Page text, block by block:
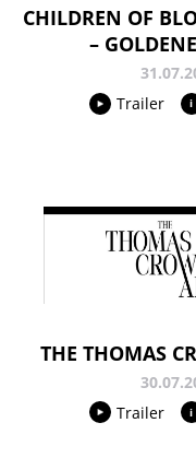
CHILDREN OF
–
Trailer
THE THOMAS
Trailer